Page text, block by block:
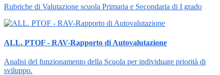
Rubriche di Valutazione scuola Primaria e Secondaria di I grado
ALL. PTOF - RAV-Rapporto di Autovalutazione
Analisi del funzionamento della Scuola per individuare priorità di
sviluppo.